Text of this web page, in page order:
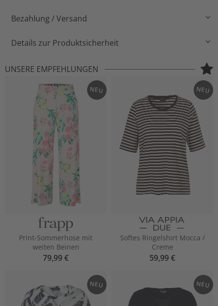
Bezahlung / Versand
Details zur Produktsicherheit
UNSERE EMPFEHLUNGEN
NEU
Print-Sommerhose mit
weiten Beinen
79,99 €
NEU
Softes Ringelshirt Mocca /
Creme
59,99 €
NEU NEU